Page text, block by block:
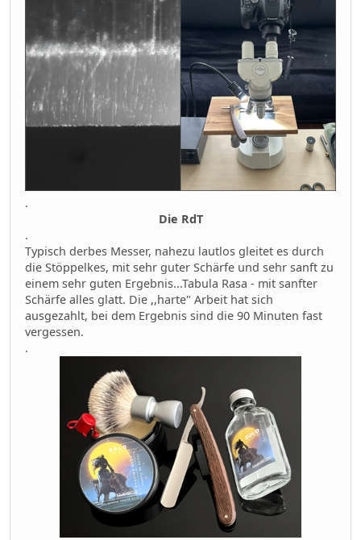
.
Die RdT
.
Typisch derbes Messer, nahezu lautlos gleitet es durch
die Stöppelkes, mit sehr guter Schärfe und sehr sanft zu
einem sehr guten Ergebnis...Tabula Rasa - mit sanfter
Schärfe alles glatt. Die ,,harte" Arbeit hat sich
ausgezahlt, bei dem Ergebnis sind die 90 Minuten fast
vergessen.
.